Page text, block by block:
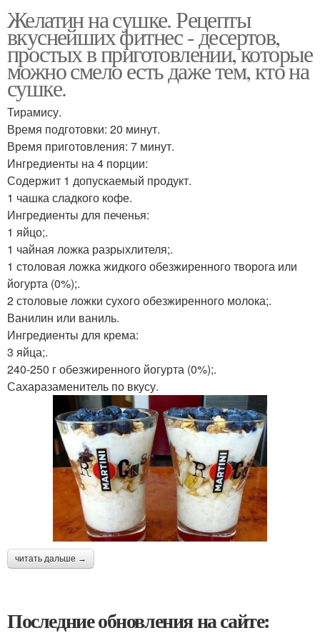
похудения
Желатин на сушке. Рецепты
вкуснейших фитнес - десертов,
простых в приготовлении, которые
можно смело есть даже тем, кто на
сушке.
Тирамису.
Время подготовки: 20 минут.
Время приготовления: 7 минут.
Ингредиенты на 4 порции:
Содержит 1 допускаемый продукт.
1 чашка сладкого кофе.
Ингредиенты для печенья:
1 яйцо;.
1 чайная ложка разрыхлителя;.
1 столовая ложка жидкого обезжиренного творога или
йогурта (0%);.
2 столовые ложки сухого обезжиренного молока;.
Ванилин или ваниль.
Ингредиенты для крема:
3 яйца;.
240-250 г обезжиренного йогурта (0%);.
Сахаразаменитель по вкусу.
читать дальше →
Последние обновления на сайте: